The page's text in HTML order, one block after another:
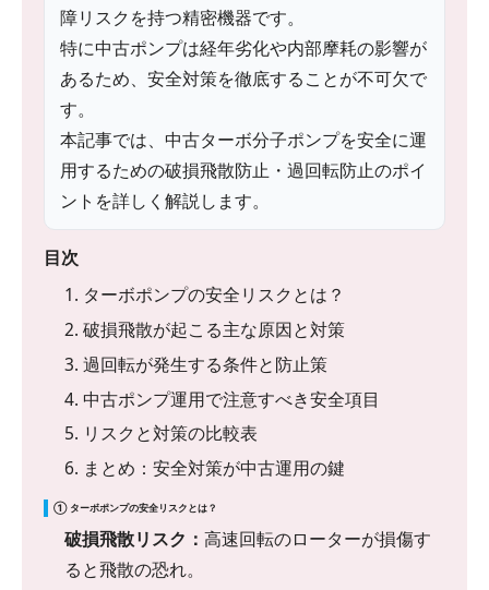
障リスクを持つ精密機器です。
特に中古ポンプは経年劣化や内部摩耗の影響が
あるため、安全対策を徹底することが不可欠で
す。
本記事では、中古ターボ分子ポンプを安全に運
用するための破損飛散防止・過回転防止のポイ
ントを詳しく解説します。
目次
1. ターボポンプの安全リスクとは？
2. 破損飛散が起こる主な原因と対策
3. 過回転が発生する条件と防止策
4. 中古ポンプ運用で注意すべき安全項目
5. リスクと対策の比較表
6. まとめ：安全対策が中古運用の鍵
① ターボポンプの安全リスクとは？
破損飛散リスク： 高速回転のローターが損傷す
ると飛散の恐れ。